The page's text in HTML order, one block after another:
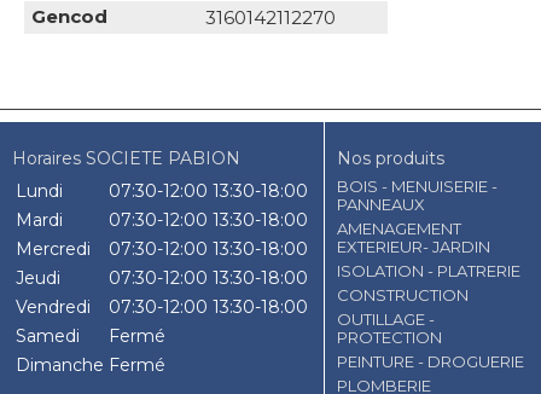
Gencod 3160142112270
Horaires SOCIETE PABION
Lundi
07:30-12:00 13:30-18:00
Mardi
07:30-12:00 13:30-18:00
Mercredi
07:30-12:00 13:30-18:00
Jeudi
07:30-12:00 13:30-18:00
Vendredi
07:30-12:00 13:30-18:00
Samedi
Fermé
Dimanche Fermé
Nos produits
BOIS - MENUISERIE -
PANNEAUX
AMENAGEMENT
EXTERIEUR- JARDIN
ISOLATION - PLATRERIE
CONSTRUCTION
OUTILLAGE -
PROTECTION
PEINTURE - DROGUERIE
PLOMBERIE